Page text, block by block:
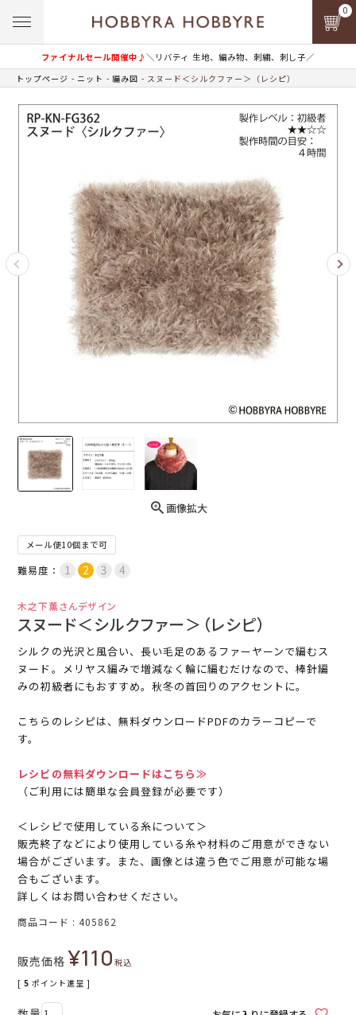
ファイナルセール開催中♪＼リバティ 生地、編み物、刺繍、刺し子／
0
トップページ ニット 編み図 スヌード＜シルクファー＞（レシピ）
画像拡大
メール便10個まで可
難易度：
木之下薫さんデザイン
スヌード＜シルクファー＞（レシピ）
シルクの光沢と風合い、長い毛足のあるファーヤーンで編むス
ヌード。メリヤス編みで増減なく輪に編むだけなので、棒針編
みの初級者にもおすすめ。秋冬の首回りのアクセントに。
こちらのレシピは、無料ダウンロードPDFのカラーコピーで
す。
レシピの無料ダウンロードはこちら≫
（ご利用には簡単な会員登録が必要です）
＜レシピで使用している糸について＞
販売終了などにより使用している糸や材料のご用意ができない
場合がございます。また、画像とは違う色でご用意が可能な場
合もございます。
詳しくはお問い合わせください。
商品コード 405862
販売価格 ¥110税込
[ 5 ポイント進呈 ]